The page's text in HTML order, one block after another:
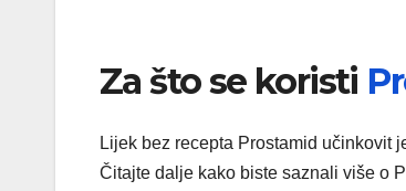
Za što se koristi
Lijek bez recepta Prostamid učinkovit
Čitajte dalje kako biste saznali više o